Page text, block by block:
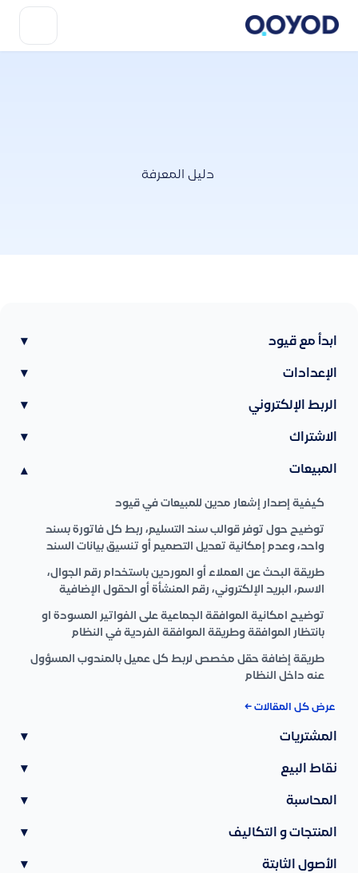
دليل المعرفة
ابدأ مع قيود ▾
الإعدادات ▾
الربط الإلكتروني ▾
الاشتراك ▾
المبيعات ▾
كيفية إصدار إشعار مدين للمبيعات في قيود
توضيح حول توفر قوالب سند التسليم، ربط كل فاتورة بسند
واحد، وعدم إمكانية تعديل التصميم أو تنسيق بيانات السند
طريقة البحث عن العملاء أو الموردين باستخدام رقم الجوال،
الاسم، البريد الإلكتروني، رقم المنشأة أو الحقول الإضافية
توضيح امكانية الموافقة الجماعية على الفواتير المسودة او
بانتظار الموافقة وطريقة الموافقة الفردية في النظام
طريقة إضافة حقل مخصص لربط كل عميل بالمندوب المسؤول
عنه داخل النظام
عرض كل المقالات ←
المشتريات ▾
نقاط البيع ▾
المحاسبة ▾
المنتجات و التكاليف ▾
الأصول الثابتة ▾